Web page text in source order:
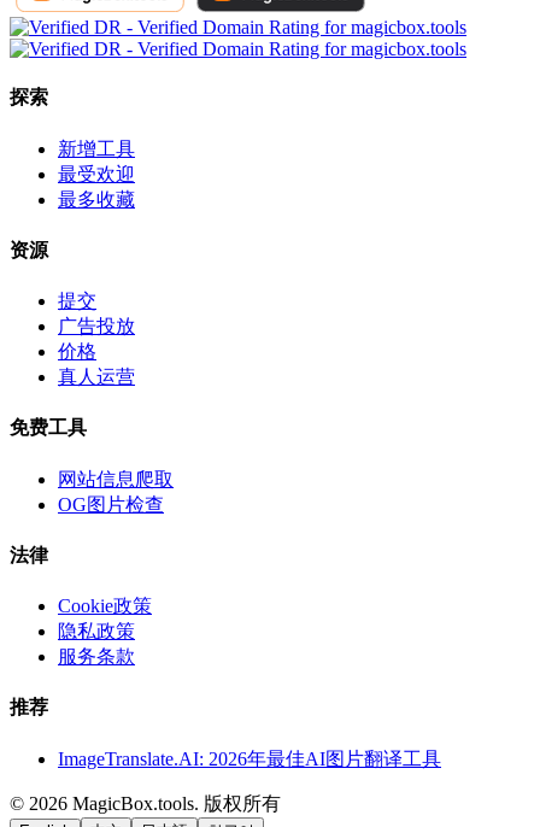
探索
新增工具
最受欢迎
最多收藏
资源
提交
广告投放
价格
真人运营
免费工具
网站信息爬取
OG图片检查
法律
Cookie政策
隐私政策
服务条款
推荐
ImageTranslate.AI: 2026年最佳AI图片翻译工具
© 2026 MagicBox.tools. 版权所有